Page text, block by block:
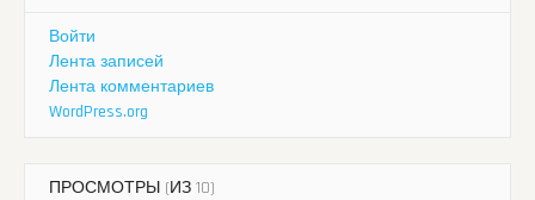
Войти
Лента записей
Лента комментариев
WordPress.org
ПРОСМОТРЫ (ИЗ 10)